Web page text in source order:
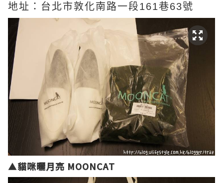
地址：台北市敦化南路一段161巷63號
▲貓咪曬月亮 MOONCAT